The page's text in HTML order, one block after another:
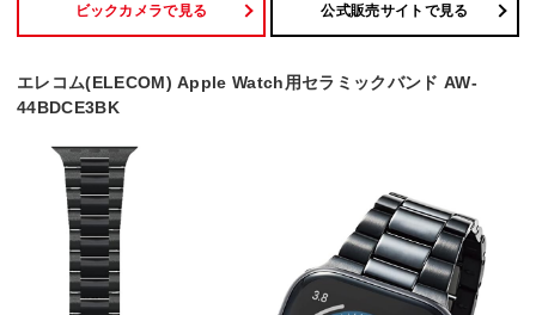
ビックカメラで見る 公式販売サイトで見る
エレコム(ELECOM) Apple Watch用セラミックバンド AW-
44BDCE3BK